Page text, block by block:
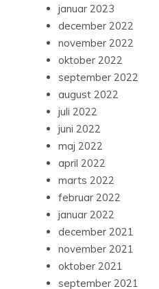
januar 2023
december 2022
november 2022
oktober 2022
september 2022
august 2022
juli 2022
juni 2022
maj 2022
april 2022
marts 2022
februar 2022
januar 2022
december 2021
november 2021
oktober 2021
september 2021